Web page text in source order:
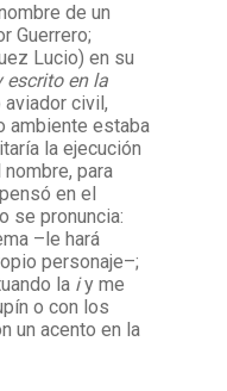
de un
Guerrero;
Lucio) en su
escrito en la
aviador civil,
ambiente estaba
la ejecución
para
en el
se pronuncia:
–le hará
personaje–;
la iy me
o con los
un acento en la